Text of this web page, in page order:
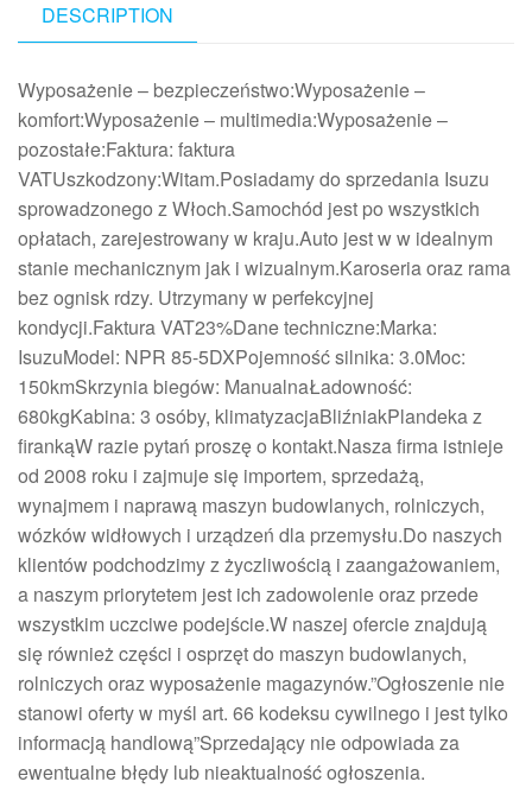
DESCRIPTION
Wyposażenie – bezpieczeństwo:Wyposażenie –
komfort:Wyposażenie – multimedia:Wyposażenie –
pozostałe:Faktura: faktura
VATUszkodzony:Witam.Posiadamy do sprzedania Isuzu
sprowadzonego z Włoch.Samochód jest po wszystkich
opłatach, zarejestrowany w kraju.Auto jest w w idealnym
stanie mechanicznym jak i wizualnym.Karoseria oraz rama
bez ognisk rdzy. Utrzymany w perfekcyjnej
kondycji.Faktura VAT23%Dane techniczne:Marka:
IsuzuModel: NPR 85-5DXPojemność silnika: 3.0Moc:
150kmSkrzynia biegów: ManualnaŁadowność:
680kgKabina: 3 osóby, klimatyzacjaBliźniakPlandeka z
firankąW razie pytań proszę o kontakt.Nasza firma istnieje
od 2008 roku i zajmuje się importem, sprzedażą,
wynajmem i naprawą maszyn budowlanych, rolniczych,
wózków widłowych i urządzeń dla przemysłu.Do naszych
klientów podchodzimy z życzliwością i zaangażowaniem,
a naszym priorytetem jest ich zadowolenie oraz przede
wszystkim uczciwe podejście.W naszej ofercie znajdują
się również części i osprzęt do maszyn budowlanych,
rolniczych oraz wyposażenie magazynów.”Ogłoszenie nie
stanowi oferty w myśl art. 66 kodeksu cywilnego i jest tylko
informacją handlową”Sprzedający nie odpowiada za
ewentualne błędy lub nieaktualność ogłoszenia.